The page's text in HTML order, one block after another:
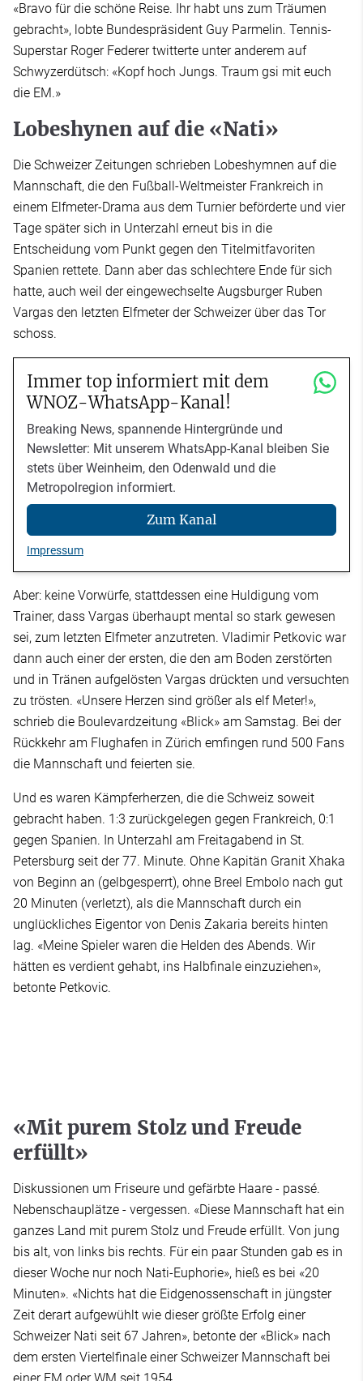
«Bravo für die schöne Reise. Ihr habt uns zum Träumen
gebracht», lobte Bundespräsident Guy Parmelin. Tennis-
Superstar Roger Federer twitterte unter anderem auf
Schwyzerdütsch: «Kopf hoch Jungs. Traum gsi mit euch
die EM.»
Lobeshynen auf die «Nati»
Die Schweizer Zeitungen schrieben Lobeshymnen auf die
Mannschaft, die den Fußball-Weltmeister Frankreich in
einem Elfmeter-Drama aus dem Turnier beförderte und vier
Tage später sich in Unterzahl erneut bis in die
Entscheidung vom Punkt gegen den Titelmitfavoriten
Spanien rettete. Dann aber das schlechtere Ende für sich
hatte, auch weil der eingewechselte Augsburger Ruben
Vargas den letzten Elfmeter der Schweizer über das Tor
schoss.
Immer top informiert mit dem
WNOZ-WhatsApp-Kanal!
Breaking News, spannende Hintergründe und
Newsletter: Mit unserem WhatsApp-Kanal bleiben Sie
stets über Weinheim, den Odenwald und die
Metropolregion informiert.
Zum Kanal
Impressum
Aber: keine Vorwürfe, stattdessen eine Huldigung vom
Trainer, dass Vargas überhaupt mental so stark gewesen
sei, zum letzten Elfmeter anzutreten. Vladimir Petkovic war
dann auch einer der ersten, die den am Boden zerstörten
und in Tränen aufgelösten Vargas drückten und versuchten
zu trösten. «Unsere Herzen sind größer als elf Meter!»,
schrieb die Boulevardzeitung «Blick» am Samstag. Bei der
Rückkehr am Flughafen in Zürich emfingen rund 500 Fans
die Mannschaft und feierten sie.
Und es waren Kämpferherzen, die die Schweiz soweit
gebracht haben. 1:3 zurückgelegen gegen Frankreich, 0:1
gegen Spanien. In Unterzahl am Freitagabend in St.
Petersburg seit der 77. Minute. Ohne Kapitän Granit Xhaka
von Beginn an (gelbgesperrt), ohne Breel Embolo nach gut
20 Minuten (verletzt), als die Mannschaft durch ein
unglückliches Eigentor von Denis Zakaria bereits hinten
lag. «Meine Spieler waren die Helden des Abends. Wir
hätten es verdient gehabt, ins Halbfinale einzuziehen»,
betonte Petkovic.
«Mit purem Stolz und Freude
erfüllt»
Diskussionen um Friseure und gefärbte Haare - passé.
Nebenschauplätze - vergessen. «Diese Mannschaft hat ein
ganzes Land mit purem Stolz und Freude erfüllt. Von jung
bis alt, von links bis rechts. Für ein paar Stunden gab es in
dieser Woche nur noch Nati-Euphorie», hieß es bei «20
Minuten». «Nichts hat die Eidgenossenschaft in jüngster
Zeit derart aufgewühlt wie dieser größte Erfolg einer
Schweizer Nati seit 67 Jahren», betonte der «Blick» nach
dem ersten Viertelfinale einer Schweizer Mannschaft bei